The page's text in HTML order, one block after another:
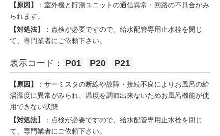
【原因】
：室外機と貯湯ユニットの通信異常・回路の不具合がみ
られます。
【対処法】
：点検が必要ですので、給水配管専用止水栓を閉じ
て、専門業者にご依頼下さい。
表示コード： P01 P20 P21
【原因】
：サーミスタの断線や故障・接続不良によりお風呂の給
湯温度に異常がみられ、温度を調節出来ないためお風呂機能が使
用できない状態
【対処法】
：点検が必要ですので、給水配管専用止水栓を閉じ
て、専門業者にご依頼下さい。